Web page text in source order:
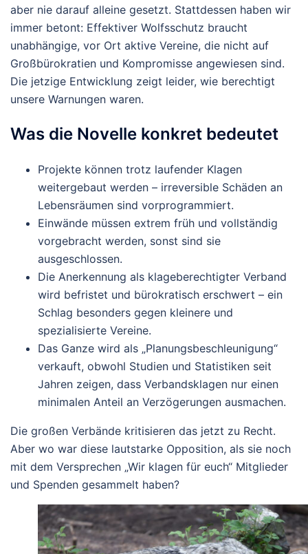
aber nie darauf alleine gesetzt. Stattdessen haben wir
immer betont: Effektiver Wolfsschutz braucht
unabhängige, vor Ort aktive Vereine, die nicht auf
Großbürokratien und Kompromisse angewiesen sind.
Die jetzige Entwicklung zeigt leider, wie berechtigt
unsere Warnungen waren.
Was die Novelle konkret bedeutet
Projekte können trotz laufender Klagen
weitergebaut werden – irreversible Schäden an
Lebensräumen sind vorprogrammiert.
Einwände müssen extrem früh und vollständig
vorgebracht werden, sonst sind sie
ausgeschlossen.
Die Anerkennung als klageberechtigter Verband
wird befristet und bürokratisch erschwert – ein
Schlag besonders gegen kleinere und
spezialisierte Vereine.
Das Ganze wird als „Planungsbeschleunigung“
verkauft, obwohl Studien und Statistiken seit
Jahren zeigen, dass Verbandsklagen nur einen
minimalen Anteil an Verzögerungen ausmachen.
Die großen Verbände kritisieren das jetzt zu Recht.
Aber wo war diese lautstarke Opposition, als sie noch
mit dem Versprechen „Wir klagen für euch“ Mitglieder
und Spenden gesammelt haben?